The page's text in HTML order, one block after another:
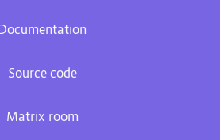
Source code
Matrix room